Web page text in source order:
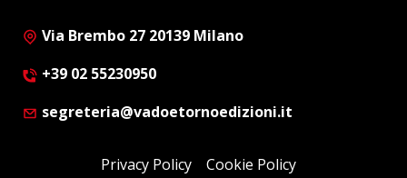
Via Brembo 27 20139 Milano
+39 02 55230950
segreteria@vadoetornoedizioni.it
Privacy Policy Cookie Policy